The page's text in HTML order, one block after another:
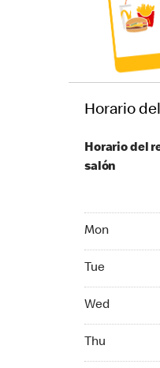
Horario
Horario del
salón
Mon
Tue
Wed
Thu